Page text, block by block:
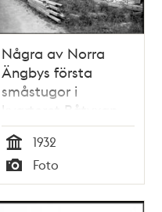
Några av Norra
Ängbys första
småstugor i
kvarteret Båtyxan
Tid
1932
Typ
Foto